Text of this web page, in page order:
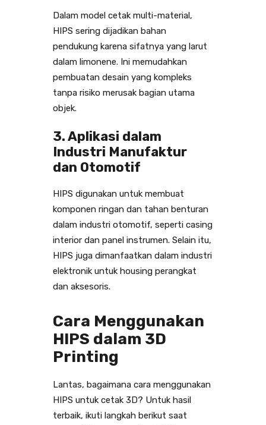
Dalam model cetak multi-material,
HIPS sering dijadikan bahan
pendukung karena sifatnya yang larut
dalam limonene. Ini memudahkan
pembuatan desain yang kompleks
tanpa risiko merusak bagian utama
objek.
3. Aplikasi dalam
Industri Manufaktur
dan Otomotif
HIPS digunakan untuk membuat
komponen ringan dan tahan benturan
dalam industri otomotif, seperti casing
interior dan panel instrumen. Selain itu,
HIPS juga dimanfaatkan dalam industri
elektronik untuk housing perangkat
dan aksesoris.
Cara Menggunakan
HIPS dalam 3D
Printing
Lantas, bagaimana cara menggunakan
HIPS untuk cetak 3D? Untuk hasil
terbaik, ikuti langkah berikut saat